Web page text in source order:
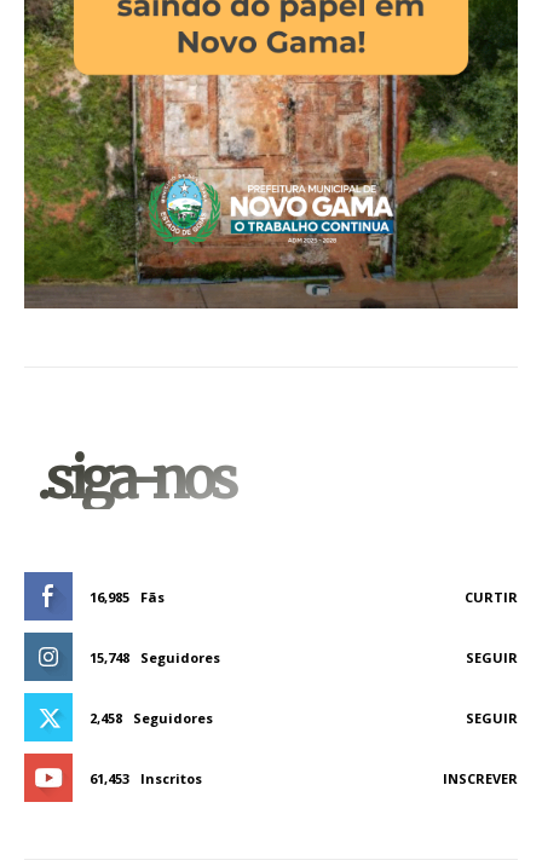
.siga-nos
16,985 Fãs CURTIR
15,748 Seguidores SEGUIR
2,458 Seguidores SEGUIR
61,453 Inscritos INSCREVER